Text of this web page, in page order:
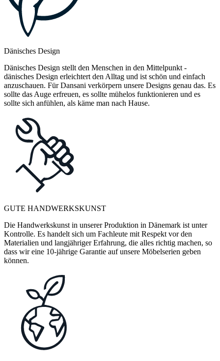
Dänisches Design
Dänisches Design stellt den Menschen in den Mittelpunkt -
dänisches Design erleichtert den Alltag und ist schön und einfach
anzuschauen. Für Dansani verkörpern unsere Designs genau das. Es
sollte das Auge erfreuen, es sollte mühelos funktionieren und es
sollte sich anfühlen, als käme man nach Hause.
GUTE HANDWERKSKUNST
Die Handwerkskunst in unserer Produktion in Dänemark ist unter
Kontrolle. Es handelt sich um Fachleute mit Respekt vor den
Materialien und langjähriger Erfahrung, die alles richtig machen, so
dass wir eine 10-jährige Garantie auf unsere Möbelserien geben
können.